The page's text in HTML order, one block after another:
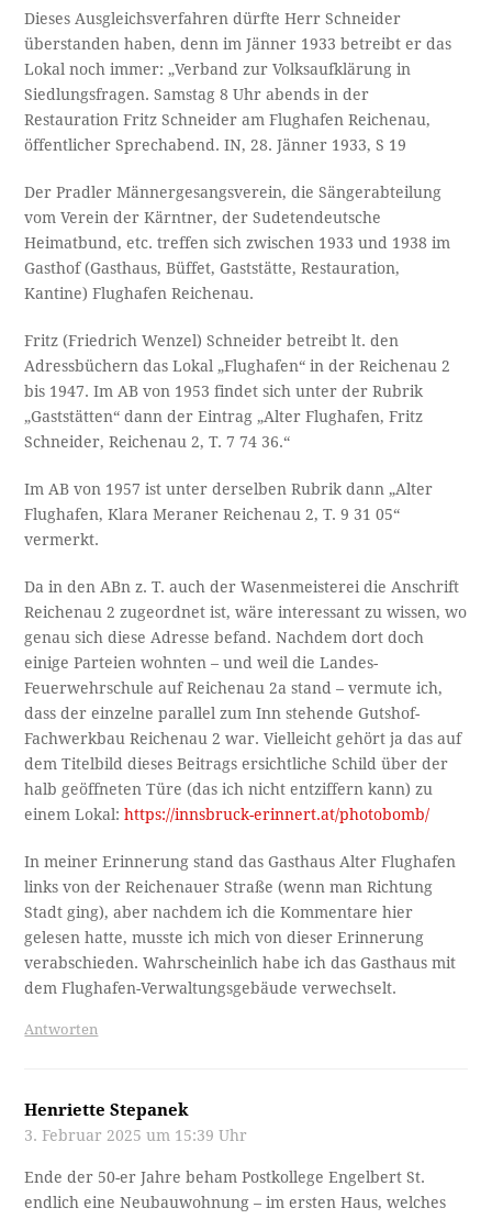
Dieses Ausgleichsverfahren dürfte Herr Schneider
überstanden haben, denn im Jänner 1933 betreibt er das
Lokal noch immer: „Verband zur Volksaufklärung in
Siedlungsfragen. Samstag 8 Uhr abends in der
Restauration Fritz Schneider am Flughafen Reichenau,
öffentlicher Sprechabend. IN, 28. Jänner 1933, S 19
Der Pradler Männergesangsverein, die Sängerabteilung
vom Verein der Kärntner, der Sudetendeutsche
Heimatbund, etc. treffen sich zwischen 1933 und 1938 im
Gasthof (Gasthaus, Büffet, Gaststätte, Restauration,
Kantine) Flughafen Reichenau.
Fritz (Friedrich Wenzel) Schneider betreibt lt. den
Adressbüchern das Lokal „Flughafen“ in der Reichenau 2
bis 1947. Im AB von 1953 findet sich unter der Rubrik
„Gaststätten“ dann der Eintrag „Alter Flughafen, Fritz
Schneider, Reichenau 2, T. 7 74 36.“
Im AB von 1957 ist unter derselben Rubrik dann „Alter
Flughafen, Klara Meraner Reichenau 2, T. 9 31 05“
vermerkt.
Da in den ABn z. T. auch der Wasenmeisterei die Anschrift
Reichenau 2 zugeordnet ist, wäre interessant zu wissen, wo
genau sich diese Adresse befand. Nachdem dort doch
einige Parteien wohnten – und weil die Landes-
Feuerwehrschule auf Reichenau 2a stand – vermute ich,
dass der einzelne parallel zum Inn stehende Gutshof-
Fachwerkbau Reichenau 2 war. Vielleicht gehört ja das auf
dem Titelbild dieses Beitrags ersichtliche Schild über der
halb geöffneten Türe (das ich nicht entziffern kann) zu
einem Lokal:https://innsbruck-erinnert.at/photobomb/
In meiner Erinnerung stand das Gasthaus Alter Flughafen
links von der Reichenauer Straße (wenn man Richtung
Stadt ging), aber nachdem ich die Kommentare hier
gelesen hatte, musste ich mich von dieser Erinnerung
verabschieden. Wahrscheinlich habe ich das Gasthaus mit
dem Flughafen-Verwaltungsgebäude verwechselt.
Antworten
Henriette Stepanek
3. Februar 2025 um 15:39 Uhr
Ende der 50-er Jahre beham Postkollege Engelbert St.
endlich eine Neubauwohnung – im ersten Haus, welches